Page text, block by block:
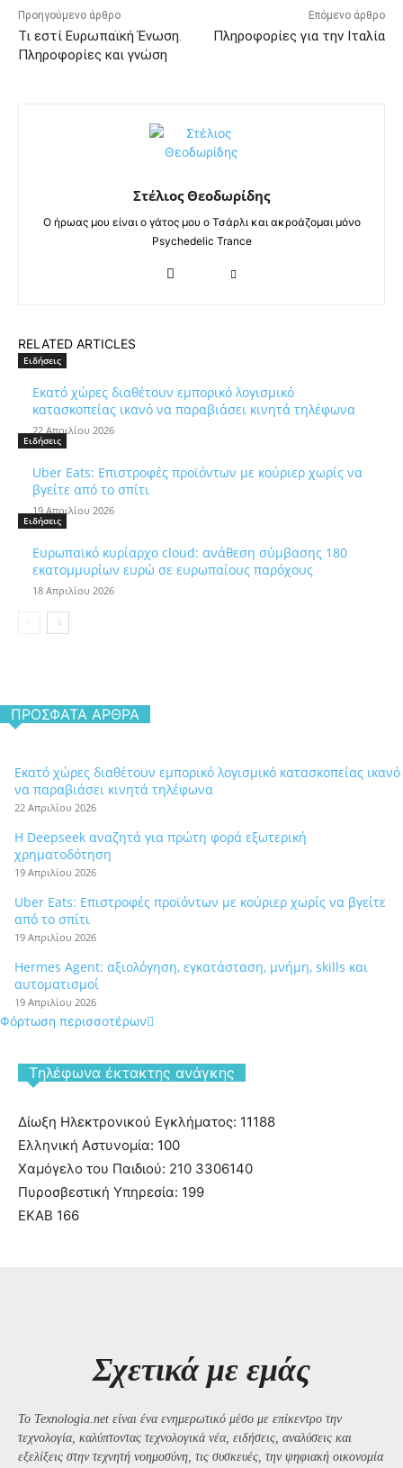
Προηγούμενο άρθρο
Τι εστί Ευρωπαϊκή Ένωση.
Πληροφορίες και γνώση
Επόμενο άρθρο
Πληροφορίες για την Ιταλία
Στέλιος Θεοδωρίδης
Ο ήρωας μου είναι ο γάτος μου ο Τσάρλι και ακροάζομαι μόνο
Psychedelic Trance
RELATED ARTICLES
Ειδήσεις
Εκατό χώρες διαθέτουν εμπορικό λογισμικό
κατασκοπείας ικανό να παραβιάσει κινητά τηλέφωνα
22 Απριλίου 2026
Ειδήσεις
Uber Eats: Επιστροφές προϊόντων με κούριερ χωρίς να
βγείτε από το σπίτι
19 Απριλίου 2026
Ειδήσεις
Ευρωπαϊκό κυρίαρχο cloud: ανάθεση σύμβασης 180
εκατομμυρίων ευρώ σε ευρωπαίους παρόχους
18 Απριλίου 2026
ΠΡΌΣΦΑΤΑ ΆΡΘΡΑ
Εκατό χώρες διαθέτουν εμπορικό λογισμικό κατασκοπείας ικανό
να παραβιάσει κινητά τηλέφωνα
22 Απριλίου 2026
Η Deepseek αναζητά για πρώτη φορά εξωτερική
χρηματοδότηση
19 Απριλίου 2026
Uber Eats: Επιστροφές προϊόντων με κούριερ χωρίς να βγείτε
από το σπίτι
19 Απριλίου 2026
Hermes Agent: αξιολόγηση, εγκατάσταση, μνήμη, skills και
αυτοματισμοί
19 Απριλίου 2026
Φόρτωση περισσοτέρων
Tηλέφωνα έκτακτης ανάγκης
Δίωξη Ηλεκτρονικού Εγκλήματος: 11188
Ελληνική Αστυνομία: 100
Χαμόγελο του Παιδιού: 210 3306140
Πυροσβεστική Υπηρεσία: 199
ΕΚΑΒ 166
Σχετικά με εμάς
Το Texnologia.net είναι ένα ενημερωτικό μέσο με επίκεντρο την
τεχνολογία, καλύπτοντας τεχνολογικά νέα, ειδήσεις, αναλύσεις και
εξελίξεις στην τεχνητή νοημοσύνη, τις συσκευές, την ψηφιακή οικονομία